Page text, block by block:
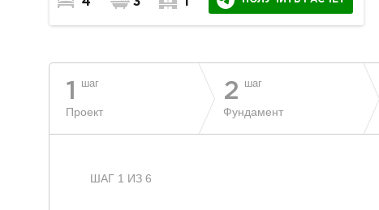
1 шаг
Проект
2 шаг
Фундамент
ШАГ 1 ИЗ 6